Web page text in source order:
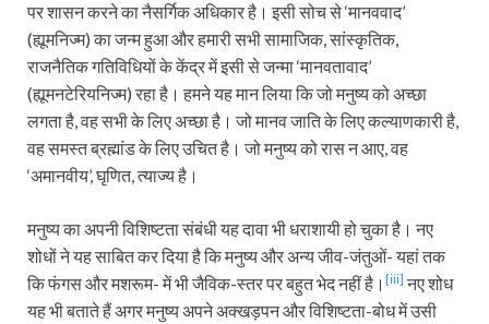
पर शासन करने का नैसर्गिक अधिकार है। इसी सोच से ‘मानववाद’
(ह्यूमनिज्म) का जन्म हुआ और हमारी सभी सामाजिक, सांस्कृतिक,
राजनैतिक गतिविधियों के केंद्र में इसी से जन्मा ‘मानवतावाद’
(ह्यूमनटेरियनिज्म) रहा है। हमने यह मान लिया कि जो मनुष्य को अच्छा
लगता है, वह सभी के लिए अच्छा है। जो मानव जाति के लिए कल्याणकारी है,
वह समस्त ब्रह्मांड के लिए उचित है। जो मनुष्य को रास न आए, वह
‘अमानवीय’, घृणित, त्याज्य है।
मनुष्य का अपनी विशिष्टता संबंधी यह दावा भी धराशायी हो चुका है। नए
शोधों ने यह साबित कर दिया है कि मनुष्य और अन्य जीव-जंतुओं- यहां तक
कि फंगस और मशरूम- में भी जैविक-स्तर पर बहुत भेद नहीं है। [iii] नए शोध
यह भी बताते हैं अगर मनुष्य अपने अक्खड़पन और विशिष्टता-बोध में उसी